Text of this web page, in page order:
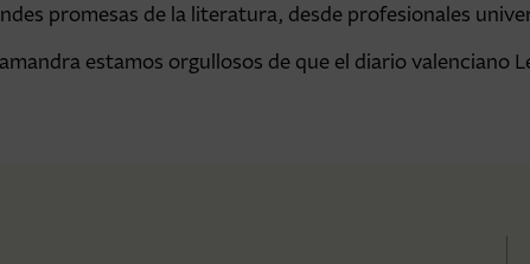
promesas de la literatura, desde profesionales
estamos orgullosos de que el diario valenciano